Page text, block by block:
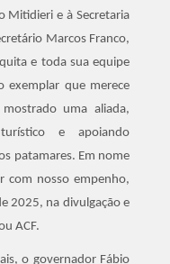
Mitidieri e à Secretaria
Marcos Franco,
e toda sua equipe
exemplar que merece
uma aliada,
e apoiando
patamares. Em nome
com nosso empenho,
2025, na divulgação e
ACF.
o governador Fábio